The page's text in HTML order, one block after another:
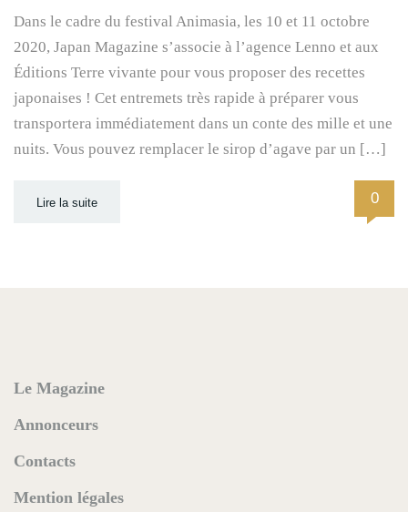
Dans le cadre du festival Animasia, les 10 et 11 octobre
2020, Japan Magazine s’associe à l’agence Lenno et aux
Éditions Terre vivante pour vous proposer des recettes
japonaises ! Cet entremets très rapide à préparer vous
transportera immédiatement dans un conte des mille et une
nuits. Vous pouvez remplacer le sirop d’agave par un […]
Lire la suite 0
Le Magazine
Annonceurs
Contacts
Mention légales